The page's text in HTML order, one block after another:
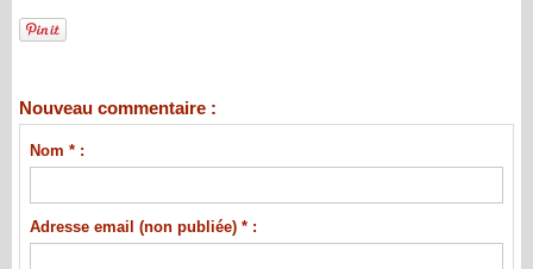
Nouveau commentaire :
Nom * :
Adresse email (non publiée) * :